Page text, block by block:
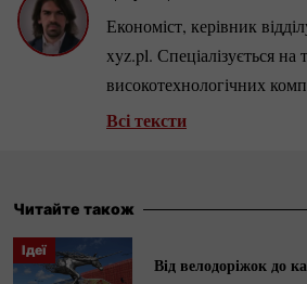
Економіст, керівник
xyz.pl. Спеціалізується на
високотехнологічних
торгівлі та ринку
Всі тексти
Читайте також
Ідеї
Від велодоріжок до